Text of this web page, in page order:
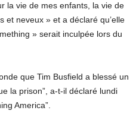
la vie de mes enfants, la vie de
et neveux » et a déclaré qu’elle
» serait inculpée lors du
que Tim Busfield a blessé un
la prison”, a-t-il déclaré lundi
America”.